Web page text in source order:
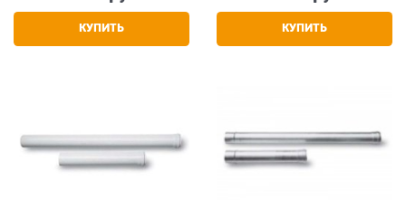
КУПИТЬ КУПИТЬ